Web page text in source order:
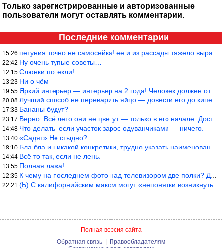
Только зарегистрированные и авторизованные
пользователи могут оставлять комментарии.
Последние комментарии
15:26 петуния точно не самосейка! ее и из рассады тяжело вырастить!
22:42 Ну очень тупые советы…
12:15 Слюнки потекли!
13:23 Ни о чём
19:55 Яркий интерьер — интерьер на 2 года! Человек должен отдыхать в с
20:08 Лучший способ не переварить яйцо — довести его до кипения и выкл
17:33 Бананы будут?
23:17 Верно. Всё лето они не цветут — только в его начале. Достаточно
14:48 Что делать, если участок зарос одуванчиками — ничего.
13:40 «Садят» Не стыдно?
18:10 Бла бла и никакой конкретики, трудно указать наименование рекоме
14:44 Всё то так, если не лень.
13:55 Полная лажа!
12:35 К чему на последнем фото над телевизором две полки? Делают интер
22:21 (Ь) С калифорнийским маком могут «непонятки возникнуть» от РСКН…
Полная версия сайта
Обратная связь | Правообладателям